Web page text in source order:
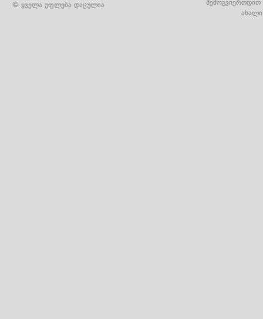
© ყველა უფლება დაცულია
შემოგვიერთდით
ახალი